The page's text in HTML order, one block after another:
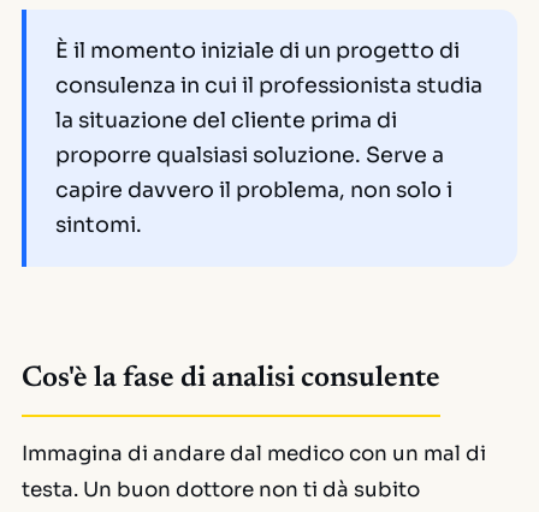
È il momento iniziale di un progetto di
consulenza in cui il professionista studia
la situazione del cliente prima di
proporre qualsiasi soluzione. Serve a
capire davvero il problema, non solo i
sintomi.
Cos'è la fase di analisi consulente
Immagina di andare dal medico con un mal di
testa. Un buon dottore non ti dà subito